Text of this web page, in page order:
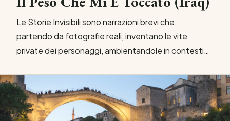
Le Storie Invisibili sono narrazioni brevi che,
partendo da fotografie reali, inventano le vite
private dei personaggi, ambientandole in contesti…